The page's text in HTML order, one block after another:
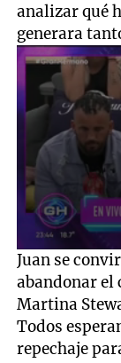
analizar qué
generara
0
seconds
of
39
seconds
Juan se
abandonar el
Martina
Todos
repechaje